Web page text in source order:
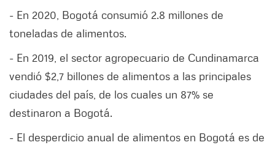
- En 2020, Bogotá consumió 2.8 millones de
toneladas de alimentos.
- En 2019, el sector agropecuario de Cundinamarca
vendió $2,7 billones de alimentos a las principales
ciudades del país, de los cuales un 87% se
destinaron a Bogotá.
- El desperdicio anual de alimentos en Bogotá es de